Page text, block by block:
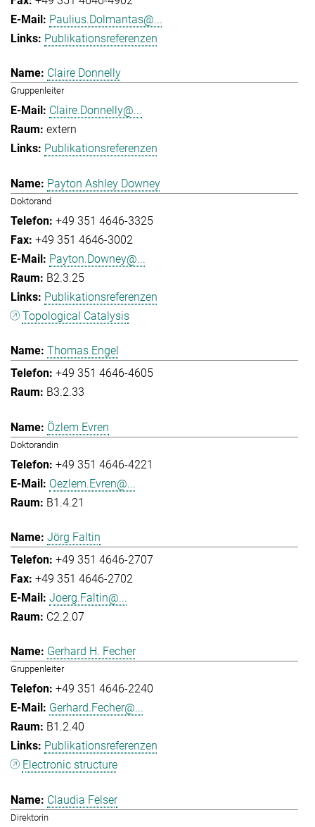
Paulius.Dolmantas@...
Publikationsreferenzen
Claire Donnelly
Gruppenleiter
Claire.Donnelly@...
extern
Publikationsreferenzen
Payton Ashley Downey
Doktorand
+49 351 4646-3325
+49 351 4646-3002
Payton.Downey@...
B2.3.25
Publikationsreferenzen
Topological Catalysis
Thomas Engel
+49 351 4646-4605
B3.2.33
Özlem Evren
Doktorandin
+49 351 4646-4221
Oezlem.Evren@...
B1.4.21
Jörg Faltin
+49 351 4646-2707
+49 351 4646-2702
Joerg.Faltin@...
C2.2.07
Gerhard H. Fecher
Gruppenleiter
+49 351 4646-2240
Gerhard.Fecher@...
B1.2.40
Publikationsreferenzen
Electronic structure
Claudia Felser
Direktorin